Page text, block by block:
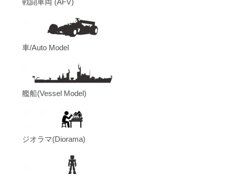
車/Auto Model
艦船(Vessel Model)
ジオラマ(Diorama)